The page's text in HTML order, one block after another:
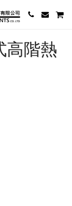
高階熱